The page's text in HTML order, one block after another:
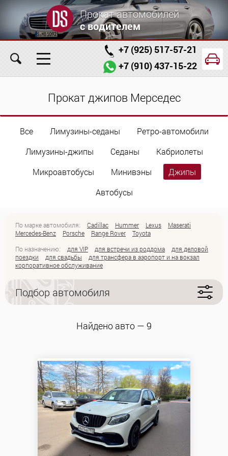
Прокат автомобилей
с водителем
+7 (925) 517-57-21
+7 (910) 437-15-22
Условия аренды Заказ проката онлайн
О компании Отзывы Контакты
Прокат джипов Мерседес
Все Лимузины-седаны
Ретро-автомобили
Лимузины-джипы
Седаны
Кабриолеты
Микроавтобусы
Минивэны
Джипы
Автобусы
По марке автомобиля: Cadillac Hummer Lexus
Maserati
Mercedes-Benz
Porsche Range Rover
Toyota
По назначению:
для VIP для встречи из роддома
для деловой
поездки
для свадьбы
для трансфера в аэропорт и на вокзал
корпоративное обслуживание
Подбор автомобиля
Найдено авто — 9